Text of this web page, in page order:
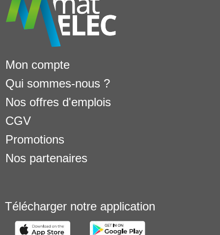
Mon compte
Qui sommes-nous ?
Nos offres d'emplois
CGV
Promotions
Nos partenaires
Télécharger notre application